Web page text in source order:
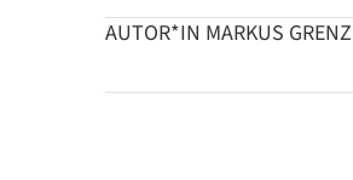
AUTOR*IN MARKUS